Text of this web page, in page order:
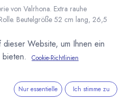
von Valrhona. Extra rauhe
Beutelgröße 52 cm lang, 26,5
Website, um Ihnen ein
Cookie-Richtlinien
Nur essentielle Ich stimme zu